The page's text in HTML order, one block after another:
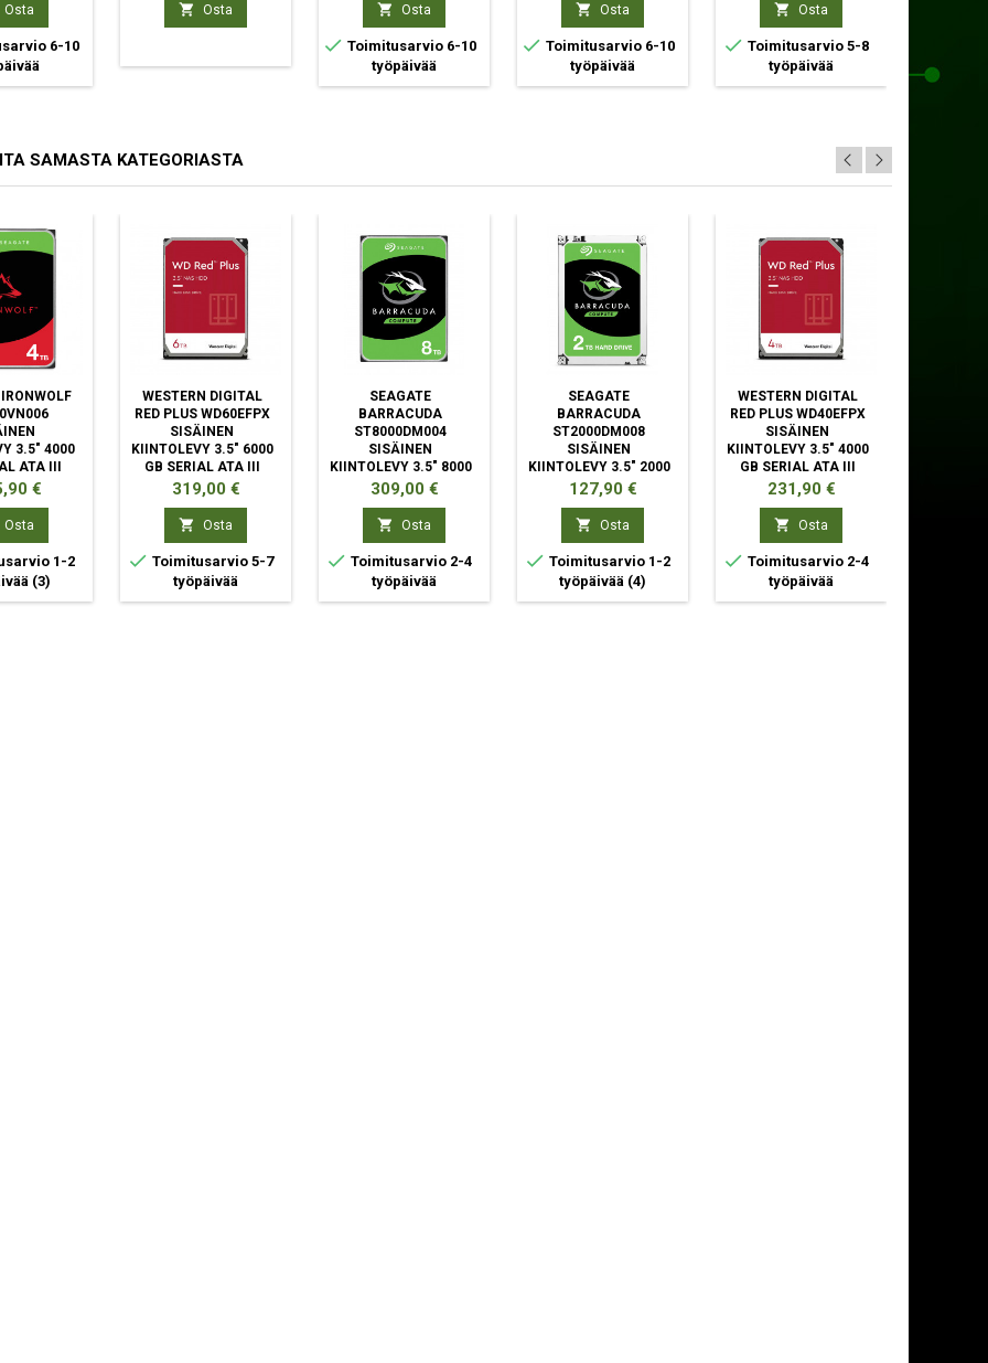
Osta
6-10
 Osta  Osta
 Toimitusarvio 6-10
työpäivää
 Osta
 Toimitusarvio 6-10
työpäivää
 Osta
 Toimitusarvio 5-8
työpäivää
SAMASTA KATEGORIASTA
3.5" 4000
ATA III
€
Osta
1-2
(3)
WESTERN DIGITAL
RED PLUS WD60EFPX
SISÄINEN
KIINTOLEVY 3.5" 6000
GB SERIAL ATA III
Hinta
319,00 €
 Osta
 Toimitusarvio 5-7
työpäivää
SEAGATE
BARRACUDA
ST8000DM004
SISÄINEN
KIINTOLEVY 3.5" 8000
GB SERIAL ATA III
Hinta
309,00 €
 Osta
 Toimitusarvio 2-4
työpäivää
SEAGATE
BARRACUDA
ST2000DM008
SISÄINEN
KIINTOLEVY 3.5" 2000
GB SERIAL ATA III
Hinta
127,90 €
 Osta
 Toimitusarvio 1-2
työpäivää (4)
WESTERN DIGITAL
RED PLUS WD40EFPX
SISÄINEN
KIINTOLEVY 3.5" 4000
GB SERIAL ATA III
Hinta
231,90 €
 Osta
 Toimitusarvio 2-4
työpäivää